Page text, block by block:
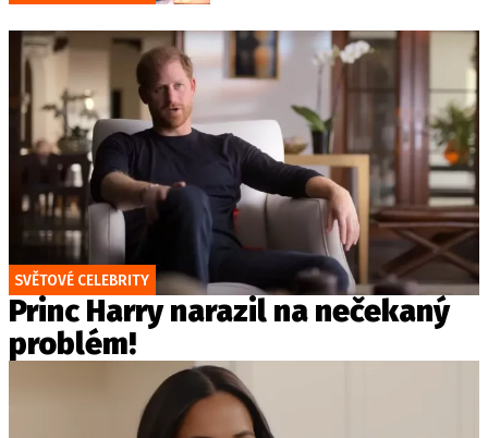
SVĚTOVÉ CELEBRITY
Princ Harry narazil na nečekaný
problém!